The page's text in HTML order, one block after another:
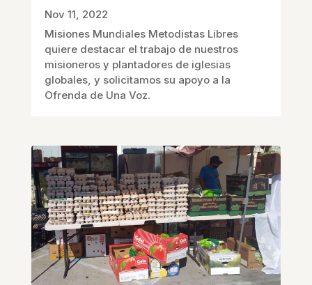
Nov 11, 2022
Misiones Mundiales Metodistas Libres
quiere destacar el trabajo de nuestros
misioneros y plantadores de iglesias
globales, y solicitamos su apoyo a la
Ofrenda de Una Voz.